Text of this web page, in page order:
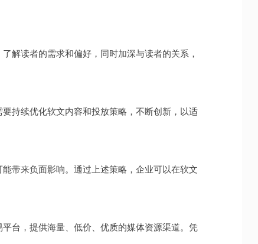
解读者的需求和偏好，同时加深与读者的关系，
持续优化软文内容和投放策略，不断创新，以适
带来负面影响。通过上述策略，企业可以在软文
台，提供海量、低价、优质的媒体资源渠道。凭